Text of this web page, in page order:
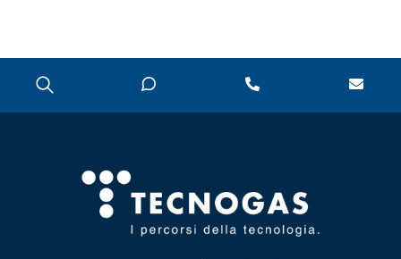
PRESSOSTATI
RIDUTTORI DI
PRESSIONE
VALVOLE A
FARFALLA E FILTRI
A Y